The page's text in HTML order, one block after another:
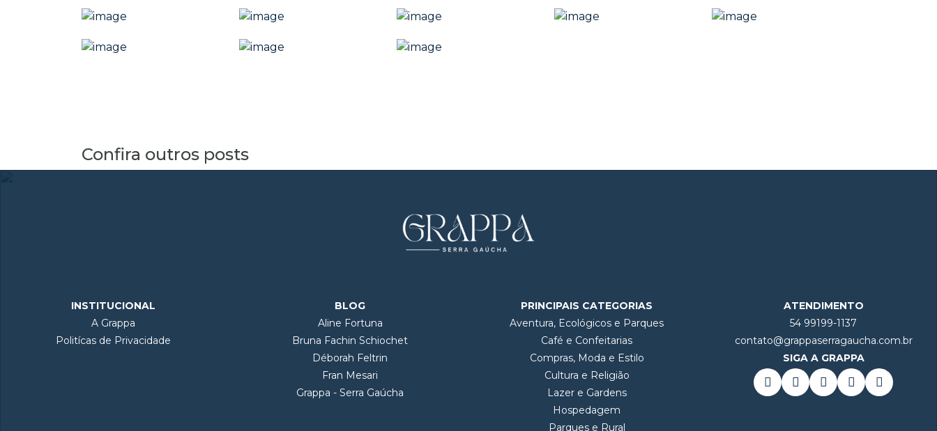
Confira outros posts
INSTITUCIONAL
A Grappa
Politícas de Privacidade
BLOG
Aline Fortuna
Bruna Fachin Schiochet
Déborah Feltrin
Fran Mesari
Grappa - Serra Gaúcha
PRINCIPAIS CATEGORIAS
Aventura, Ecológicos e Parques
Café e Confeitarias
Compras, Moda e Estilo
Cultura e Religião
Lazer e Gardens
Hospedagem
Parques e Rural
ATENDIMENTO
54 99199-1137
contato@grappaserragaucha.com.br
SIGA A GRAPPA